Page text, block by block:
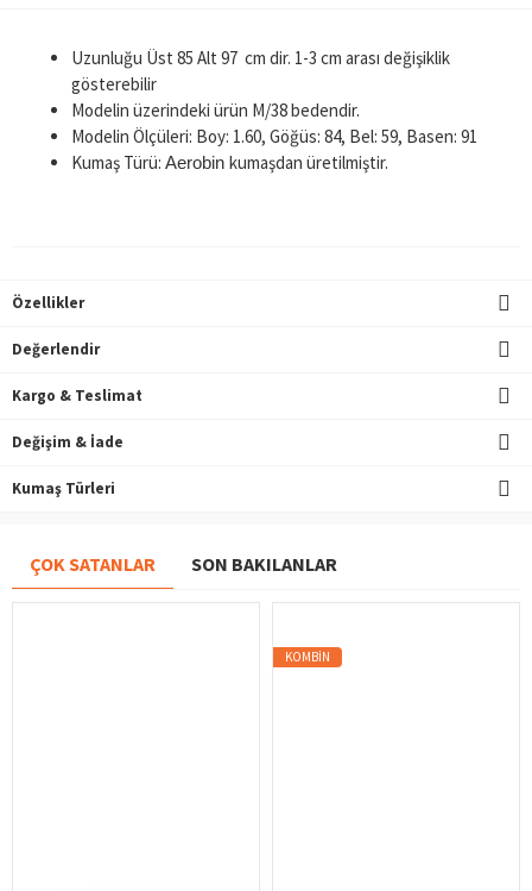
Uzunluğu Üst 85 Alt 97 cm dir. 1-3 cm arası değişiklik
gösterebilir
Modelin üzerindeki ürün M/38 bedendir.
Modelin Ölçüleri: Boy: 1.60, Göğüs: 84, Bel: 59, Basen: 91
Kumaş Türü: Aerobin kumaşdan üretilmiştir.
Özellikler
Değerlendir
Kargo & Teslimat
Değişim & İade
Kumaş Türleri
ÇOK SATANLAR SON BAKILANLAR
KOMBIN